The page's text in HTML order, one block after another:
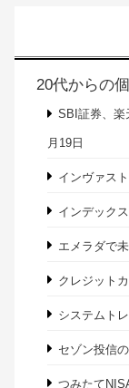
20代からの
SBI証券、楽
月19日
インヴァス
インデック
エメラダで
クレジット
システムト
セゾン投信
つみたて